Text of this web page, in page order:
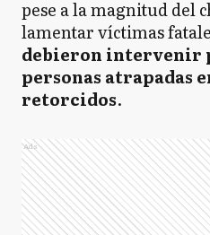
pese a la magnitud del
lamentar víctimas
debieron intervenir
personas atrapadas
retorcidos.
Ads